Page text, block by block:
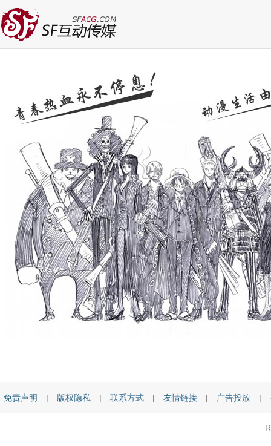
免责声明 | 版权隐私 | 联系方式 | 友情链接 | 广告投放 |